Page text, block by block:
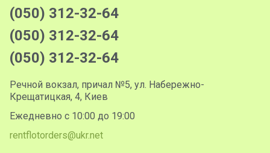
(050) 312-32-64
(050) 312-32-64
(050) 312-32-64
Речной вокзал, причал №5, ул. Набережно-
Крещатицкая, 4, Киев
Ежедневно с 10:00 до 19:00
rentflotorders@ukr.net